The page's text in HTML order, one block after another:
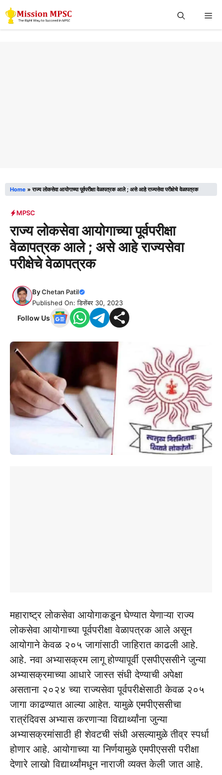
Skip
to
Home »राज्य लोकसेवा आयोगाच्या पूर्वपरीक्षा वेळापत्रक आले ; असे आहे राज्यसेवा परीक्षेचे वेळापत्रक
MPSC
राज्य लोकसेवा आयोगाच्या पूर्वपरीक्षा
वेळापत्रक आले ; असे आहे राज्यसेवा
परीक्षेचे वेळापत्रक
ByChetan Patil
Published On: डिसेंबर 30, 2023
Follow Us
महाराष्ट्र लोकसेवा आयोगाकडून घेण्यात येणाऱ्या राज्य
लोकसेवा आयोगाच्या पूर्वपरीक्षा वेळापत्रक आले असून
आयोगाने केवळ २०५ जागांसाठी जाहिरात काढली आहे.
आहे. नवा अभ्यासक्रम लागू होण्यापूर्वी एसपीएससीने जुन्या
अभ्यासक्रमाच्या आधारे जास्त संधी देण्याची अपेक्षा
असताना २०२४ च्या राज्यसेवा पूर्वपरीक्षेसाठी केवळ २०५
जागा काढण्यात आल्या आहेत. यामुळे एमपीएससीचा
रात्रंदिवस अभ्यास करणाऱ्या विद्यार्थ्यांना जुन्या
अभ्यासक्रमांसाठी ही शेवटची संधी असल्यामुळे तीव्र स्पर्धा
होणार आहे. आयोगाच्या या निर्णयामुळे एमपीएससी परीक्षा
देणारे लाखो विद्यार्थ्यांमधून नाराजी व्यक्त केली जात आहे.